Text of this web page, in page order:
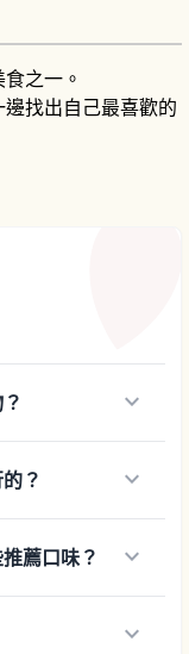
之一。
找出自己最喜歡的
keyboard_arrow_down
？ keyboard_arrow_down
薦口味？ keyboard_arrow_down
keyboard_arrow_down